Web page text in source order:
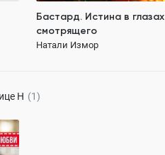
Бастард. Истина в глазах
смотрящего
Натали Измор
Н (1)